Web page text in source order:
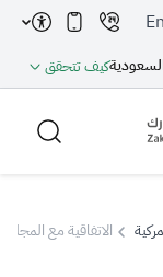
كيف تتحقق
الاتفاقية مع